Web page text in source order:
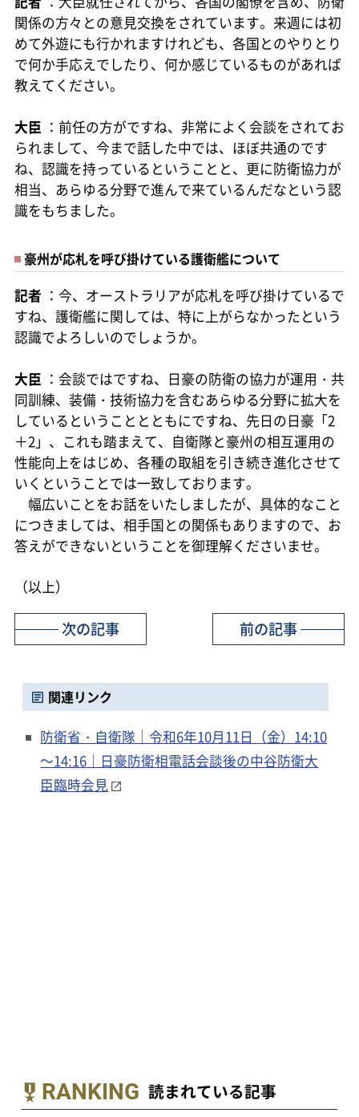
関係の方々との意見交換をされています。来週には初
めて外遊にも行かれますけれども、各国とのやりとり
で何か手応えでしたり、何か感じているものがあれば
教えてください。
大臣 ：前任の方がですね、非常によく会談をされてお
られまして、今まで話した中では、ほぼ共通のです
ね、認識を持っているということと、更に防衛協力が
相当、あらゆる分野で進んで来ているんだなという認
識をもちました。
豪州が応札を呼び掛けている護衛艦について
記者 ：今、オーストラリアが応札を呼び掛けているで
すね、護衛艦に関しては、特に上がらなかったという
認識でよろしいのでしょうか。
大臣 ：会談ではですね、日豪の防衛の協力が運用・共
同訓練、装備・技術協力を含むあらゆる分野に拡大を
しているということとともにですね、先日の日豪「2
＋2」、これも踏まえて、自衛隊と豪州の相互運用の
性能向上をはじめ、各種の取組を引き続き進化させて
いくということでは一致しております。
幅広いことをお話をいたしましたが、具体的なこと
につきましては、相手国との関係もありますので、お
答えができないということを御理解くださいませ。
（以上）
前の記事
次の記事
関連リンク
防衛省・自衛隊｜令和6年10月11日（金）14:10
～14:16｜日豪防衛相電話会談後の中谷防衛大
臣臨時会見
RANKING 読まれている記事